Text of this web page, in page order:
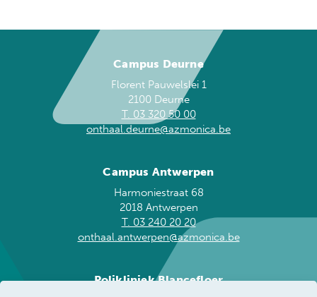
Campus Deurne
Florent Pauwelslei 1
2100 Deurne
T. 03 320 50 00
onthaal.deurne@azmonica.be
Campus Antwerpen
Harmoniestraat 68
2018 Antwerpen
T. 03 240 20 20
onthaal.antwerpen@azmonica.be
Polikliniek Blancefloer